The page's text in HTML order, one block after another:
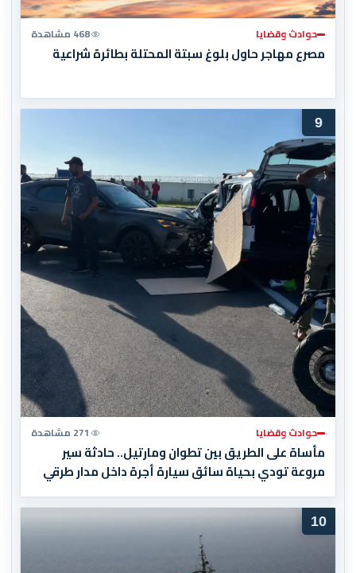
حوادث وقضايا 468 مشاهدة
مصرع مهاجر حاول بلوغ سبتة المحتلة بطائرة شراعية
9
حوادث وقضايا 271 مشاهدة
مأساة على الطريق بين تطوان ومارتيل.. حادثة سير
مروعة تودي بحياة سائق سيارة أجرة داخل مدار طرقي
10